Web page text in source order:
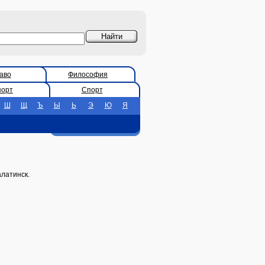
Философия
Спорт
Ш Щ Ъ Ы Ь Э Ю Я